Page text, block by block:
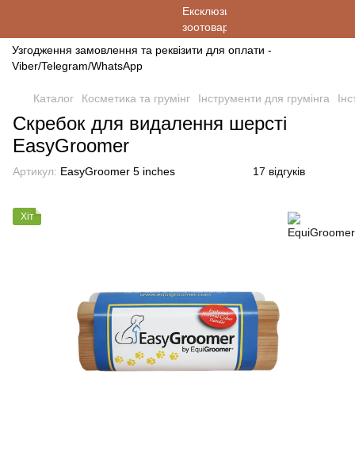
Узгодження замовлення та реквізити для оплати -
Viber/Telegram/WhatsApp
Каталог Косметика та грумінг Інструменти для грумінга
Скребок для видалення шерсті
EasyGroomer
Артикул: EasyGroomer 5 inches 17 відгуків
Хіт